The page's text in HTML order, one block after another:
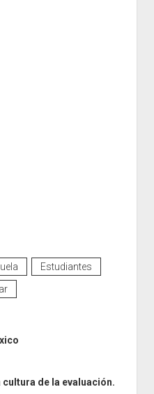
Estudiantes
de la evaluación.